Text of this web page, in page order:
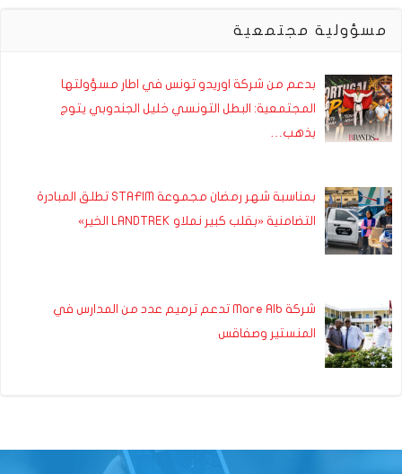
مسؤولية مجتمعية
بدعم من شركة اوريدو تونس في اطار مسؤولتها
المجتمعية: البطل التونسي خليل الجندوبي يتوج
بذهب…
بمناسبة شهر رمضان مجموعة STAFIM تطلق المبادرة
التضامنية «بقلب كبير نملاو LANDTREK الخير»
شركة Mare Alb تدعم ترميم عدد من المدارس في
المنستير وصفاقس